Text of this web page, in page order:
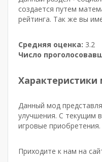
создается путем
рейтинга. Так же вы
Средняя оценка: 3.2
Число
Данный мод
улучшения. С текущим
игровые приобретения.
Приходите к нам на